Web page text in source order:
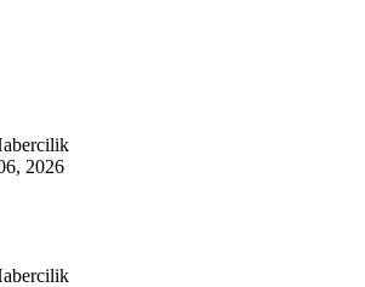
2026